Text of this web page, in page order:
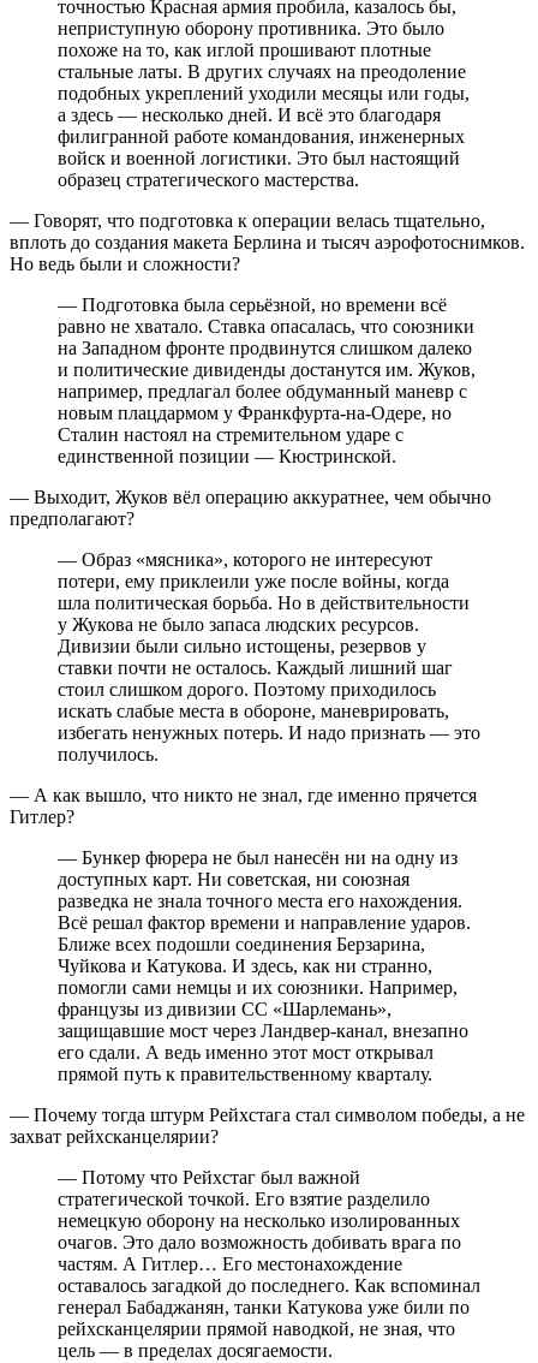
точностью Красная армия пробила, казалось бы,
неприступную оборону противника. Это было
похоже на то, как иглой прошивают плотные
стальные латы. В других случаях на преодоление
подобных укреплений уходили месяцы или годы,
а здесь — несколько дней. И всё это благодаря
филигранной работе командования, инженерных
войск и военной логистики. Это был настоящий
образец стратегического мастерства.
— Говорят, что подготовка к операции велась тщательно,
вплоть до создания макета Берлина и тысяч аэрофотоснимков.
Но ведь были и сложности?
— Подготовка была серьёзной, но времени всё
равно не хватало. Ставка опасалась, что союзники
на Западном фронте продвинутся слишком далеко
и политические дивиденды достанутся им. Жуков,
например, предлагал более обдуманный маневр с
новым плацдармом у Франкфурта-на-Одере, но
Сталин настоял на стремительном ударе с
единственной позиции — Кюстринской.
— Выходит, Жуков вёл операцию аккуратнее, чем обычно
предполагают?
— Образ «мясника», которого не интересуют
потери, ему приклеили уже после войны, когда
шла политическая борьба. Но в действительности
у Жукова не было запаса людских ресурсов.
Дивизии были сильно истощены, резервов у
ставки почти не осталось. Каждый лишний шаг
стоил слишком дорого. Поэтому приходилось
искать слабые места в обороне, маневрировать,
избегать ненужных потерь. И надо признать — это
получилось.
— А как вышло, что никто не знал, где именно прячется
Гитлер?
— Бункер фюрера не был нанесён ни на одну из
доступных карт. Ни советская, ни союзная
разведка не знала точного места его нахождения.
Всё решал фактор времени и направление ударов.
Ближе всех подошли соединения Берзарина,
Чуйкова и Катукова. И здесь, как ни странно,
помогли сами немцы и их союзники. Например,
французы из дивизии СС «Шарлемань»,
защищавшие мост через Ландвер-канал, внезапно
его сдали. А ведь именно этот мост открывал
прямой путь к правительственному кварталу.
— Почему тогда штурм Рейхстага стал символом победы, а не
захват рейхсканцелярии?
— Потому что Рейхстаг был важной
стратегической точкой. Его взятие разделило
немецкую оборону на несколько изолированных
очагов. Это дало возможность добивать врага по
частям. А Гитлер… Его местонахождение
оставалось загадкой до последнего. Как вспоминал
генерал Бабаджанян, танки Катукова уже били по
рейхсканцелярии прямой наводкой, не зная, что
цель — в пределах досягаемости.